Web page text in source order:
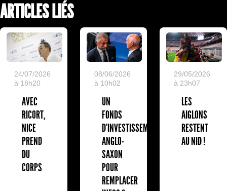
ARTICLES LIÉS
24/07/2026
à 18h20
AVEC
RICORT,
NICE
PREND
DU
CORPS
08/06/2026
à 10h02
UN
FONDS
D'INVESTISSEMENT
ANGLO-
SAXON
POUR
REMPLACER
29/05/2026
à 23h07
LES
AIGLONS
RESTENT
AU NID !